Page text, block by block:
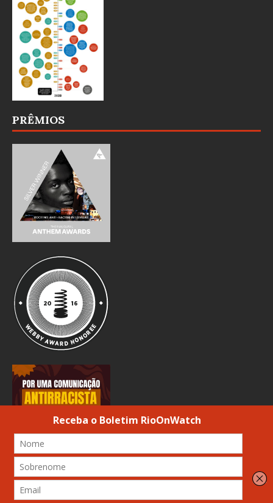
PRÊMIOS